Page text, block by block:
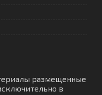
размещенные
в